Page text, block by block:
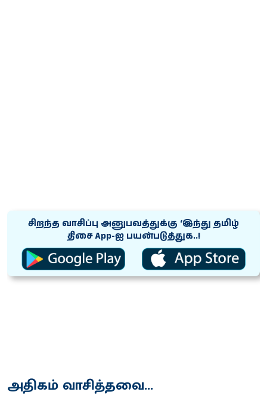
சிறந்த வாசிப்பு அனுபவத்துக்கு ‘இந்து தமிழ்
திசை App-ஐ பயன்படுத்துக..!
அதிகம் வாசித்தவை...